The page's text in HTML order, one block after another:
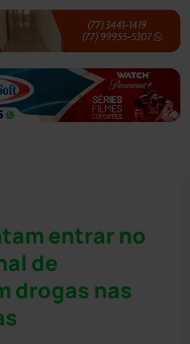
entrar no
de
drogas nas